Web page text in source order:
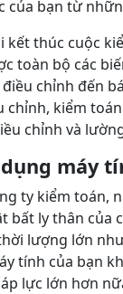
của bạn từ
kết thúc cuộc
toàn bộ các
chỉnh đến
chỉnh, kiểm
chỉnh và
máy
ty kiểm toán,
bất ly thân của
lượng lớn
tính của bạn
lực lớn hơn